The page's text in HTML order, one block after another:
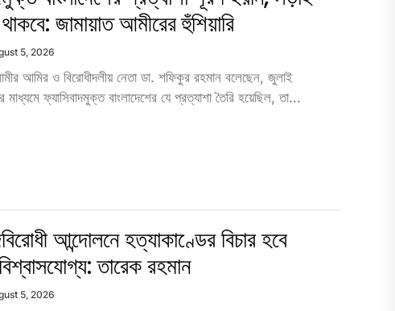
জামায়াত আমীরের হুঁশিয়ারি
5, 2026
আমির ও বিরোধীদলীয় নেতা ডা. শফিকুর রহমান বলেছেন, জুলাই
ফ্যাসিবাদমুক্ত বাংলাদেশের যে প্রত্যাশা তৈরি হয়েছিল, তা...
আন্দোলনে হত্যাকাণ্ডের বিচার হবে
তারেক রহমান
5, 2026